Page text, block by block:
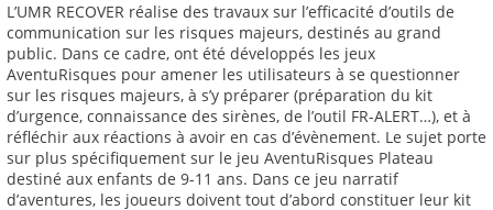
L’UMR RECOVER réalise des travaux sur l’efficacité d’outils de
communication sur les risques majeurs, destinés au grand
public. Dans ce cadre, ont été développés les jeux
AventuRisques pour amener les utilisateurs à se questionner
sur les risques majeurs, à s’y préparer (préparation du kit
d’urgence, connaissance des sirènes, de l’outil FR-ALERT…), et à
réfléchir aux réactions à avoir en cas d’évènement. Le sujet porte
sur plus spécifiquement sur le jeu AventuRisques Plateau
destiné aux enfants de 9-11 ans. Dans ce jeu narratif
d’aventures, les joueurs doivent tout d’abord constituer leur kit